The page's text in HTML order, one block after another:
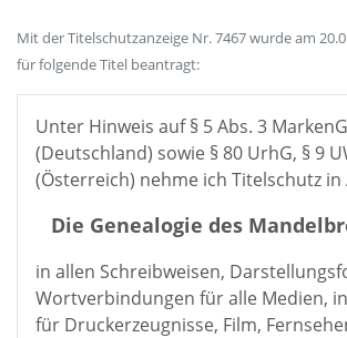
Mit der Titelschutzanzeige Nr. 7467 wurde am
für folgende Titel beantragt:
Unter Hinweis auf § 5 Abs. 3 MarkenG
(Deutschland) sowie § 80 UrhG, § 9
(Österreich) nehme ich Titelschutz
Die Genealogie des
in allen Schreibweisen,
Wortverbindungen für alle Medien,
für Druckerzeugnisse, Film,